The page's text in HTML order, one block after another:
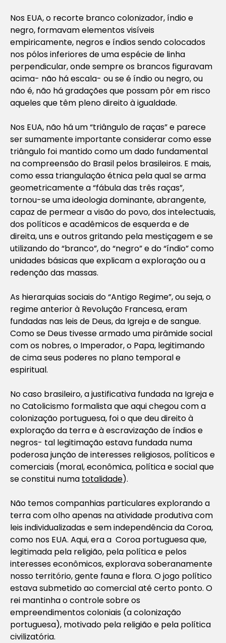
Nos EUA, o recorte branco colonizador, índio e
negro, formavam elementos visíveis
empiricamente, negros e índios sendo colocados
nos pólos inferiores de uma espécie de linha
perpendicular, onde sempre os brancos figuravam
acima- não há escala- ou se é índio ou negro, ou
não é, não há gradações que possam pôr em risco
aqueles que têm pleno direito à igualdade.
Nos EUA, não há um “triângulo de raças” e parece
ser sumamente importante considerar como esse
triângulo foi mantido como um dado fundamental
na compreensão do Brasil pelos brasileiros. E mais,
como essa triangulação étnica pela qual se arma
geometricamente a “fábula das três raças”,
tornou-se uma ideologia dominante, abrangente,
capaz de permear a visão do povo, dos intelectuais,
dos políticos e acadêmicos de esquerda e de
direita, uns e outros gritando pela mestiçagem e se
utilizando do “branco”, do “negro” e do “índio” como
unidades básicas que explicam a exploração ou a
redenção das massas.
As hierarquias sociais do “Antigo Regime”, ou seja, o
regime anterior à Revolução Francesa, eram
fundadas nas leis de Deus, da Igreja e de sangue.
Como se Deus tivesse armado uma pirâmide social
com os nobres, o Imperador, o Papa, legitimando
de cima seus poderes no plano temporal e
espiritual.
No caso brasileiro, a justificativa fundada na Igreja e
no Catolicismo formalista que aqui chegou com a
colonização portuguesa, foi o que deu direito à
exploração da terra e à escravização de índios e
negros- tal legitimação estava fundada numa
poderosa junção de interesses religiosos, políticos e
comerciais (moral, econômica, política e social que
se constitui numa totalidade).
Não temos companhias particulares explorando a
terra com olho apenas na atividade produtiva com
leis individualizadas e sem independência da Coroa,
como nos EUA. Aqui, era a Coroa portuguesa que,
legitimada pela religião, pela política e pelos
interesses econômicos, explorava soberanamente
nosso território, gente fauna e flora. O jogo político
estava submetido ao comercial até certo ponto. O
rei mantinha o controle sobre os
empreendimentos coloniais (a colonização
portuguesa), motivado pela religião e pela política
civilizatória.